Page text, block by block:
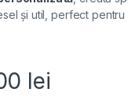
și util, perfect pentru
lei